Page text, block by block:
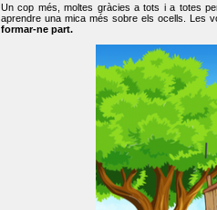
Un cop més, moltes gràcies a tots i a totes
aprendre una mica més sobre els ocells. Les
formar-ne part.